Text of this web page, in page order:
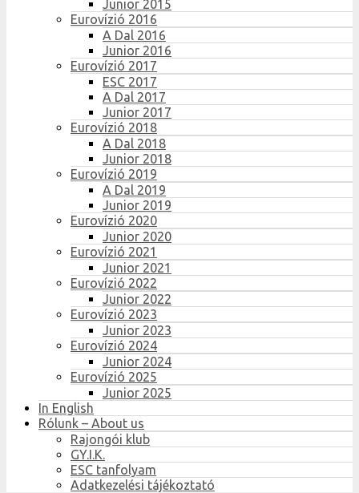
Junior 2015
Eurovízió 2016
A Dal 2016
Junior 2016
Eurovízió 2017
ESC 2017
A Dal 2017
Junior 2017
Eurovízió 2018
A Dal 2018
Junior 2018
Eurovízió 2019
A Dal 2019
Junior 2019
Eurovízió 2020
Junior 2020
Eurovízió 2021
Junior 2021
Eurovízió 2022
Junior 2022
Eurovízió 2023
Junior 2023
Eurovízió 2024
Junior 2024
Eurovízió 2025
Junior 2025
In English
Rólunk – About us
Rajongói klub
GY.I.K.
ESC tanfolyam
Adatkezelési tájékoztató